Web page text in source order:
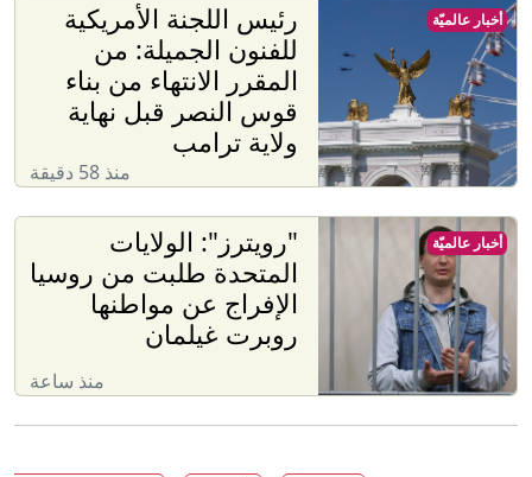
رئيس اللجنة الأمريكية
للفنون الجميلة: من
المقرر الانتهاء من بناء
قوس النصر قبل نهاية
ولاية ترامب
منذ 58 دقيقة
أخبار عالميّة
"رويترز": الولايات
المتحدة طلبت من روسيا
الإفراج عن مواطنها
روبرت غيلمان
منذ ساعة
أخبار عالميّة